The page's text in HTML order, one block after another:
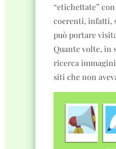
“etichettate”
coerenti, infatti,
può portare
Quante volte, in
ricerca
siti che non